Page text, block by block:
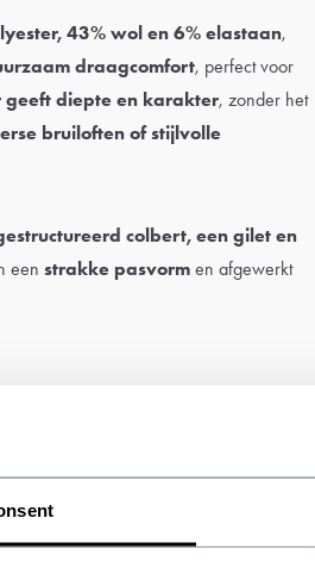
43% wol en 6% elastaan,
draagcomfort, perfect voor
geeft diepte en karakter, zonder het
bruiloften of stijlvolle
colbert, een gilet en
een strakke pasvorm en afgewerkt
toepassing zijn en zijn uitsluitend de